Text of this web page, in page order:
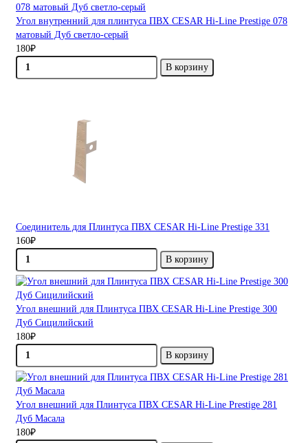
Угол внутренний для плинтуса ПВХ CESAR Hi-Line Prestige 078
матовый Дуб светло-серый
180₽
В корзину
Соединитель для Плинтуса ПВХ CESAR Hi-Line Prestige 331
160₽
В корзину
Угол внешний для Плинтуса ПВХ CESAR Hi-Line Prestige 300
Дуб Сицилийский
180₽
В корзину
Угол внешний для Плинтуса ПВХ CESAR Hi-Line Prestige 281
Дуб Масала
180₽